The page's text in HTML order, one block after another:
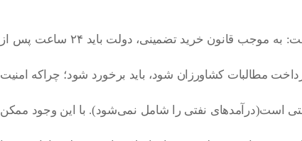
پیمان فلسفی، رئیس فراکسیون کشاورزی پویا و امور عشایر مجلس شورای اسلامی در خصوص تاخیر در پرداخت مطالبات گندم‌کاران گفت: به موجب قانون خرید تضمینی، دولت باید ۲۴ ساعت پس از
مطالبات کشاورزان شود، باید برخورد شود؛ چراکه امنیت
است(درآمدهای نفتی را شامل نمی‌شود). با این وجود ممکن